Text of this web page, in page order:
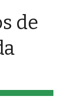
de